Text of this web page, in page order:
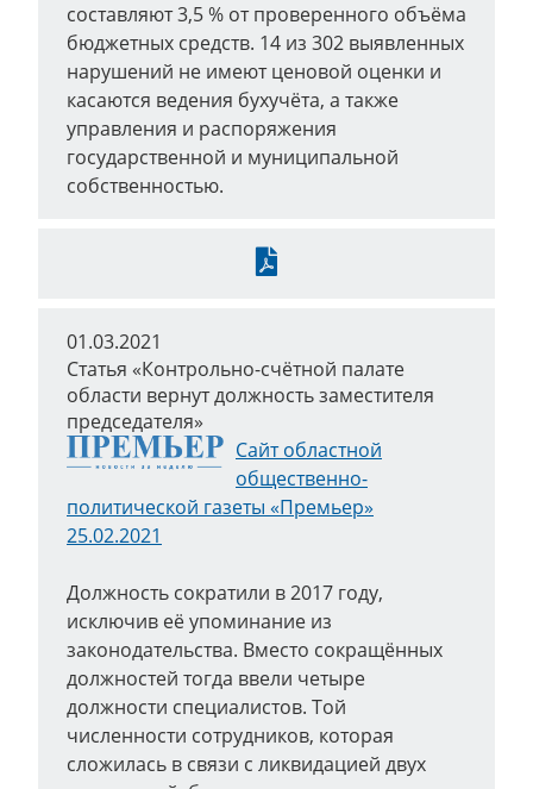
составляют 3,5 % от проверенного объёма
бюджетных средств. 14 из 302 выявленных
нарушений не имеют ценовой оценки и
касаются ведения бухучёта, а также
управления и распоряжения
государственной и муниципальной
собственностью.
Скачать
01.03.2021
Статья «Контрольно-счётной палате
области вернут должность заместителя
председателя»
Сайт областной
общественно-
политической газеты «Премьер»
25.02.2021
Должность сократили в 2017 году,
исключив её упоминание из
законодательства. Вместо сокращённых
должностей тогда ввели четыре
должности специалистов. Той
численности сотрудников, которая
сложилась в связи с ликвидацией двух